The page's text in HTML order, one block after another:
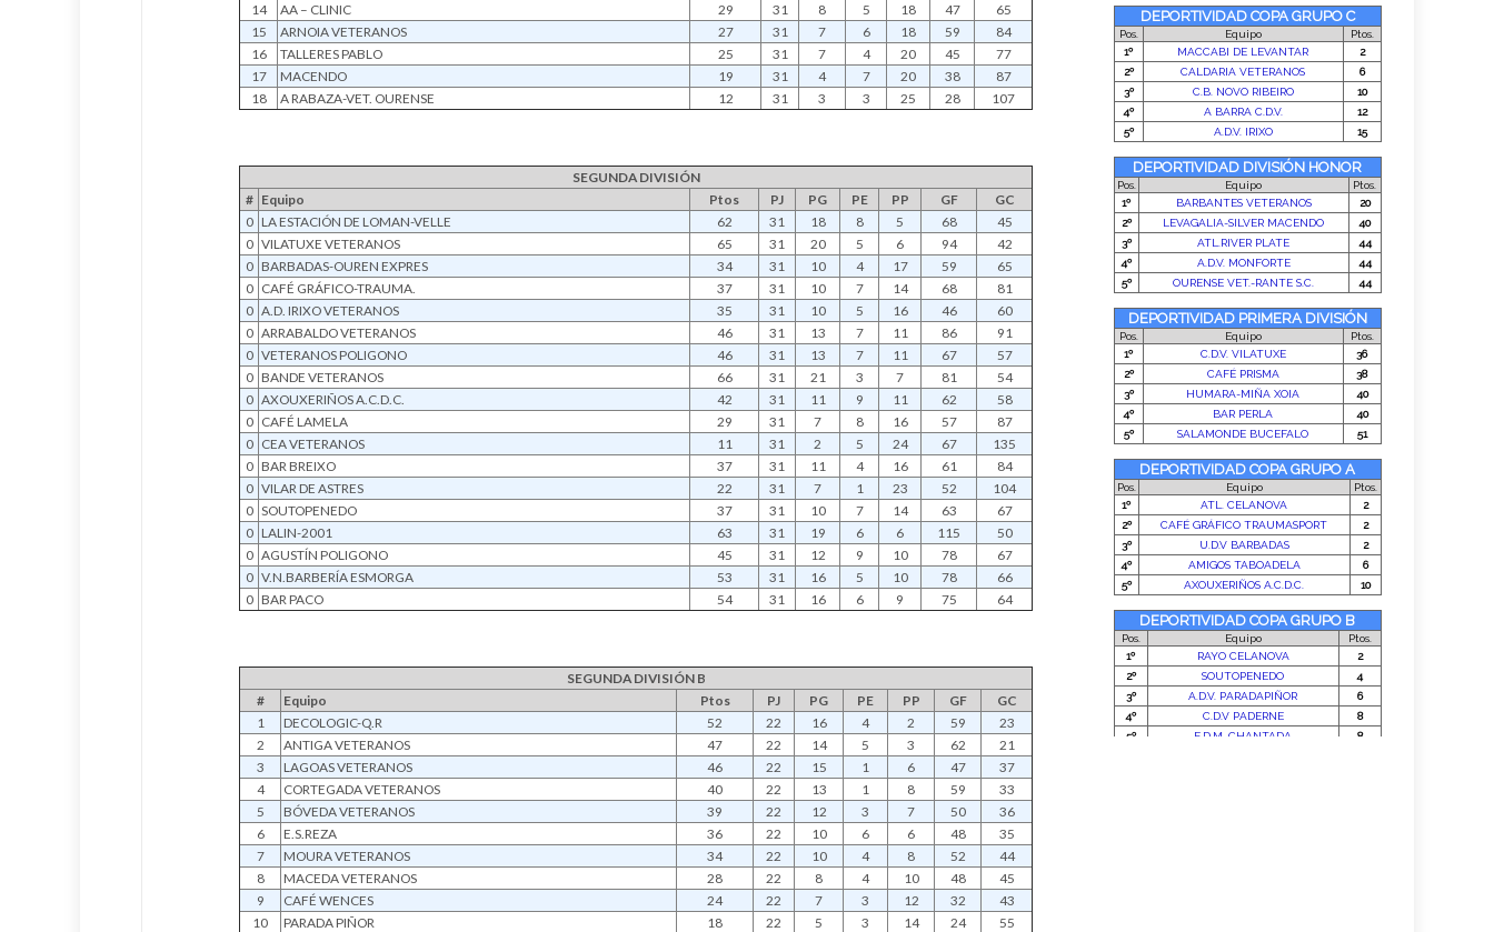
14
AA – CLINIC 29 31 8 5 18 47
65
15
ARNOIA VETERANOS 27 31 7 6 18 59
84
16
TALLERES PABLO 25 31 7 4 20 45
77
17
MACENDO 19 31 4 7 20 38
87
18
A RABAZA-VET. OURENSE 12 31 3 3 25 28 107
SEGUNDA DIVISIÓN
# Equipo Ptos PJ PG PE PP GF
GC
0 LA ESTACIÓN DE LOMAN-VELLE 62 31 18 8 5 68
45
0 VILATUXE VETERANOS 65 31 20 5 6 94
42
0 BARBADAS-OUREN EXPRES 34 31 10 4 17 59
65
0 CAFÉ GRÁFICO-TRAUMA. 37 31 10 7 14 68
81
0 A.D. IRIXO VETERANOS 35 31 10 5 16 46
60
0 ARRABALDO VETERANOS 46 31 13 7 11 86
91
0 VETERANOS POLIGONO 46 31 13 7 11 67
57
0 BANDE VETERANOS 66 31 21 3 7 81
54
0 AXOUXERIÑOS A.C.D.C. 42 31 11 9 11 62
58
0 CAFÉ LAMELA 29 31 7 8 16 57
87
0 CEA VETERANOS 11 31 2 5 24 67
135
0 BAR BREIXO 37 31 11 4 16 61
84
0 VILAR DE ASTRES 22 31 7 1 23 52
104
0 SOUTOPENEDO 37 31 10 7 14 63
67
0 LALIN-2001 63 31 19 6 6 115
50
0 AGUSTÍN POLIGONO 45 31 12 9 10 78
67
0 V.N.BARBERÍA ESMORGA 53 31 16 5 10 78
66
0 BAR PACO 54 31 16 6 9 75 64
SEGUNDA DIVISIÓN B
#
Equipo Ptos PJ PG PE PP GF
GC
1
DECOLOGIC-Q.R 52 22 16 4 2 59
23
2
ANTIGA VETERANOS 47 22 14 5 3 62
21
3
LAGOAS VETERANOS 46 22 15 1 6 47
37
4
CORTEGADA VETERANOS 40 22 13 1 8 59
33
5
BÓVEDA VETERANOS 39 22 12 3 7 50
36
6
E.S.REZA 36 22 10 6 6 48
35
7
MOURA VETERANOS 34 22 10 4 8 52
44
8
MACEDA VETERANOS 28 22 8 4 10 48
45
9
CAFÉ WENCES 24 22 7 3 12 32
43
10
PARADA PIÑOR 18 22 5 3 14 24
55